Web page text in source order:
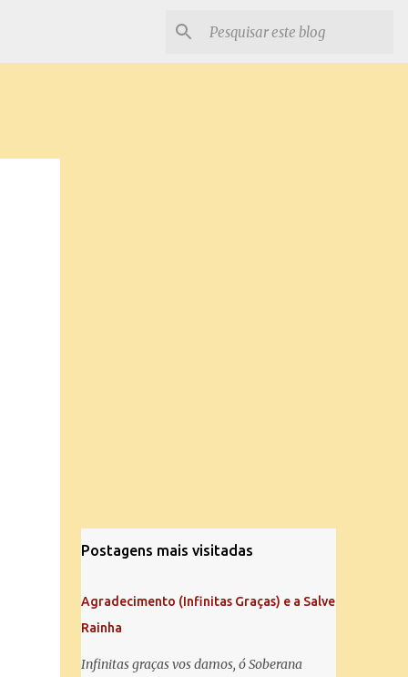
Postagens mais visitadas
Agradecimento (Infinitas Graças) e a Salve
Rainha
Infinitas graças vos damos, ó Soberana